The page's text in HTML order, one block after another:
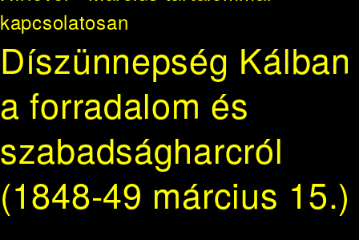
kapcsolatosan
Díszünnepség Kálban
a forradalom és
szabadságharcról
(1848-49 március 15.)